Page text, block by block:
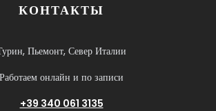
КОНТАКТЫ
Пьемонт, Север Италии
Работаем онлайн и по записи
+39 340 061 3135